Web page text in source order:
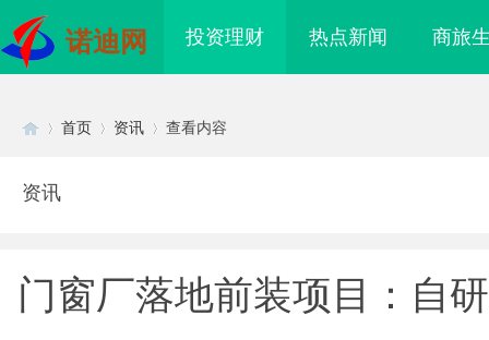
诺迪网 投资理财 热点新闻 商旅
首页 资讯 查看内容
资讯
门窗厂落地前装项目：自